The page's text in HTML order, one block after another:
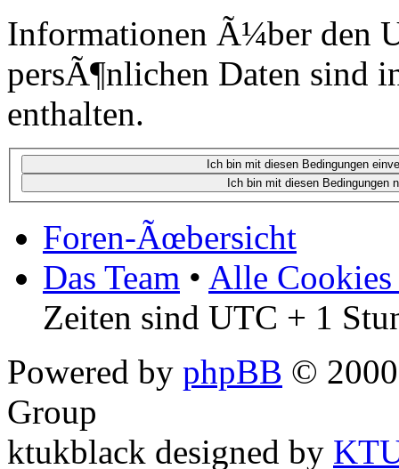
Informationen Ã¼ber den
persÃ¶nlichen Daten sind
enthalten.
Foren-Ãœbersicht
Das Team • Alle Cookies
Zeiten sind UTC + 1
Powered by phpBB ©
Group
ktukblack designed by